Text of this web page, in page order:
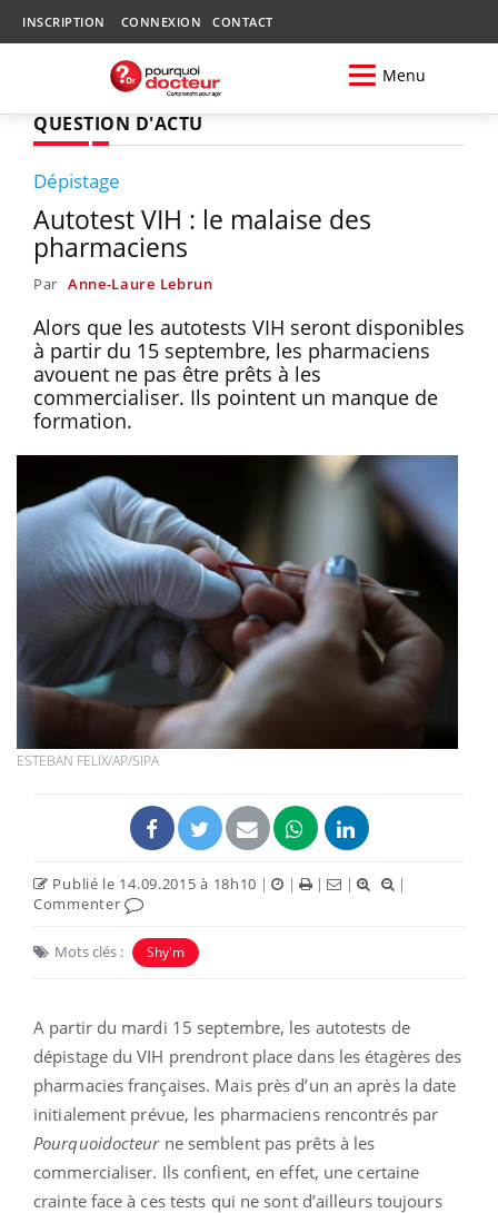
INSCRIPTION CONNEXION CONTACT
Menu
QUESTION D'ACTU
Dépistage
Autotest VIH : le malaise des
pharmaciens
Par Anne-Laure Lebrun
Alors que les autotests VIH seront disponibles
à partir du 15 septembre, les pharmaciens
avouent ne pas être prêts à les
commercialiser. Ils pointent un manque de
formation.
ESTEBAN FELIX/AP/SIPA
Publié le 14.09.2015 à 18h10 | | | |
|
Commenter
Mots clés : Shy'm
A partir du mardi 15 septembre, les autotests de
dépistage du VIH prendront place dans les étagères des
pharmacies françaises. Mais près d’un an après la date
initialement prévue, les pharmaciens rencontrés par
Pourquoidocteurne semblent pas prêts à les
commercialiser. Ils confient, en effet, une certaine
crainte face à ces tests qui ne sont d’ailleurs toujours